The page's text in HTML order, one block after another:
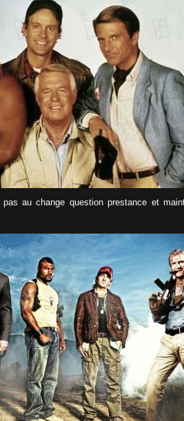
au change question prestance et